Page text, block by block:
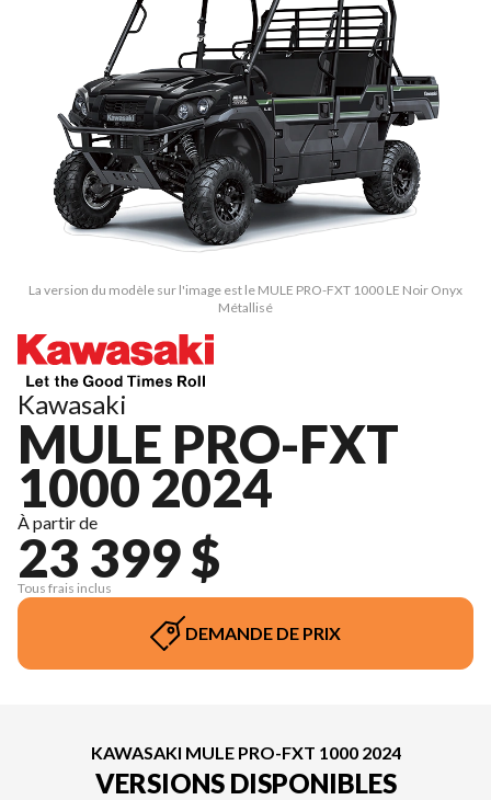
La version du modèle sur l'image est le MULE PRO-FXT 1000 LE Noir Onyx
Métallisé
Kawasaki
MULE PRO-FXT
1000 2024
À partir de
23 399 $
Tous frais inclus
DEMANDE DE PRIX
KAWASAKI MULE PRO-FXT 1000 2024
VERSIONS DISPONIBLES